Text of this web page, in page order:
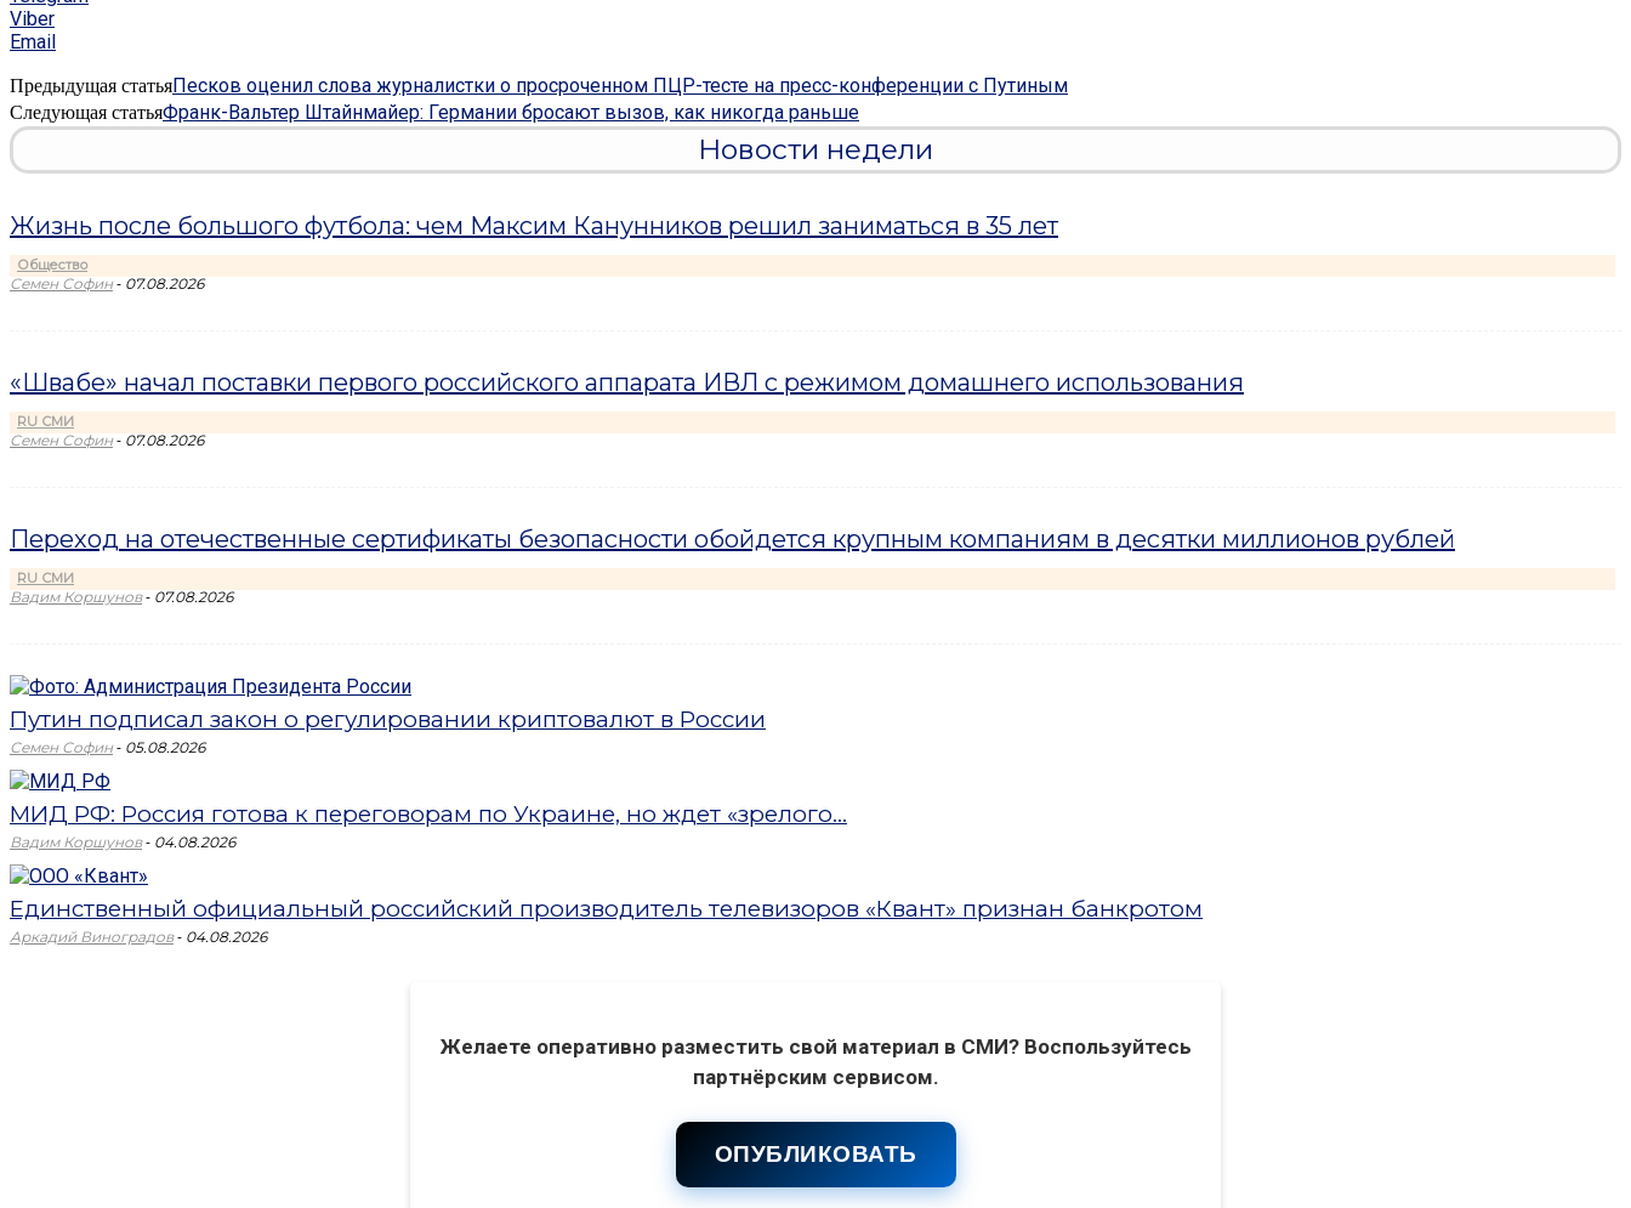
Viber
Email
Предыдущая статьяПесков оценил слова журналистки о просроченном ПЦР-тесте на пресс-конференции с Путиным
Следующая статьяФранк-Вальтер Штайнмайер: Германии бросают вызов, как никогда раньше
Новости недели
Жизнь после большого футбола: чем Максим Канунников решил заниматься в 35 лет
Общество
Семен Софин - 07.08.2026
«Швабе» начал поставки первого российского аппарата ИВЛ с режимом домашнего использования
RU СМИ
Семен Софин - 07.08.2026
Переход на отечественные сертификаты безопасности обойдется крупным компаниям в десятки миллионов рублей
RU СМИ
Вадим Коршунов - 07.08.2026
Путин подписал закон о регулировании криптовалют в России
Семен Софин - 05.08.2026
МИД РФ: Россия готова к переговорам по Украине, но ждет «зрелого...
Вадим Коршунов - 04.08.2026
Единственный официальный российский производитель телевизоров «Квант» признан банкротом
Аркадий Виноградов - 04.08.2026
Желаете оперативно разместить свой материал в СМИ? Воспользуйтесь
партнёрским сервисом.
ОПУБЛИКОВАТЬ